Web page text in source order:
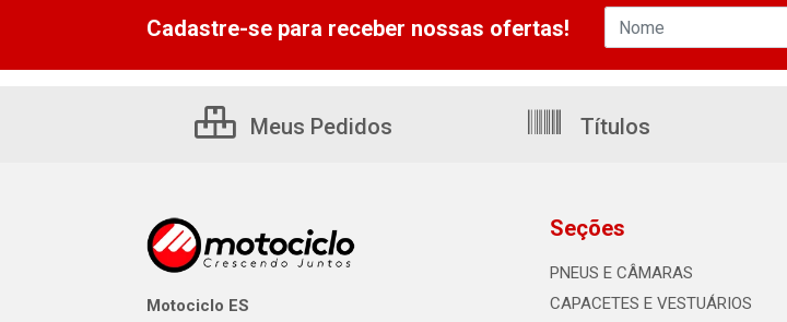
Cadastre-se para receber nossas ofertas!
Meus Pedidos Títulos
Motociclo ES
Seções
PNEUS E CÂMARAS
CAPACETES E VESTUÁRIOS